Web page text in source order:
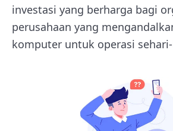
investasi yang berharga bagi
perusahaan yang
komputer untuk operasi